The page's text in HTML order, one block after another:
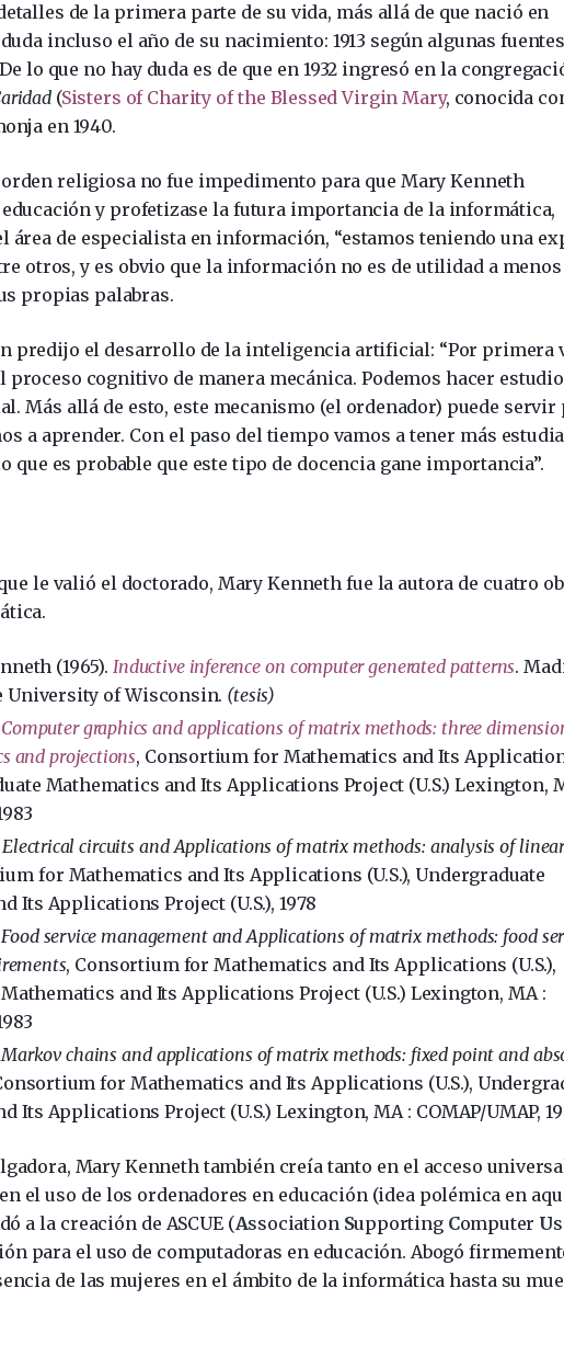
de la primera parte de su vida, más allá de que nació en
incluso el año de su nacimiento: 1913 según algunas
lo que no hay duda es de que en 1932 ingresó en la
(Sisters of Charity of the Blessed Virgin Mary, conocida
en 1940.
religiosa no fue impedimento para que Mary Kenneth
y profetizase la futura importancia de la informática,
área de especialista en información, “estamos teniendo una
otros, y es obvio que la información no es de utilidad a menos
propias palabras.
predijo el desarrollo de la inteligencia artificial: “Por primera
cognitivo de manera mecánica. Podemos hacer
Más allá de esto, este mecanismo (el ordenador) puede servir
a aprender. Con el paso del tiempo vamos a tener más
que es probable que este tipo de docencia gane importancia”.
le valió el doctorado, Mary Kenneth fue la autora de cuatro
(1965).Inductive inference on computer generated patterns.
University of Wisconsin. (tesis)
Computer graphics and applications of matrix methods: three
and projections, Consortium for Mathematics and Its
Mathematics and Its Applications Project (U.S.) Lexington,
Electrical circuits and Applications of matrix methods: analysis of linear
for Mathematics and Its Applications (U.S.), Undergraduate
Its Applications Project (U.S.), 1978
Food service management and Applications of matrix methods: food
, Consortium for Mathematics and Its Applications (U.S.),
and Its Applications Project (U.S.) Lexington, MA :
Markov chains and applications of matrix methods: fixed point and
for Mathematics and Its Applications (U.S.),
Its Applications Project (U.S.) Lexington, MA : COMAP/UMAP,
Mary Kenneth también creía tanto en el acceso
el uso de los ordenadores en educación (idea polémica en
a la creación de ASCUE (Association Supporting Computer U
para el uso de computadoras en educación. Abogó
de las mujeres en el ámbito de la informática hasta su